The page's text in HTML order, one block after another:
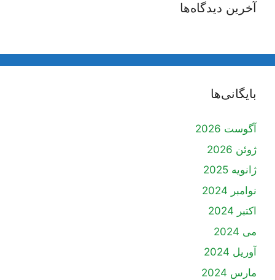
آخرین دیدگاه‌ها
بایگانی‌ها
آگوست 2026
ژوئن 2026
ژانویه 2025
نوامبر 2024
اکتبر 2024
آوریل 2024
مارس 2024